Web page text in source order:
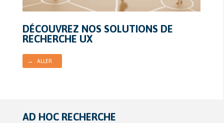
DÉCOUVREZ NOS SOLUTIONS DE
RECHERCHE UX
→ ALLER
AD HOC RECHERCHE